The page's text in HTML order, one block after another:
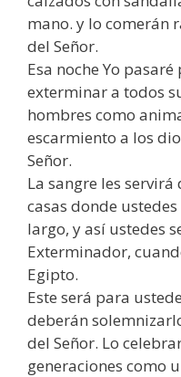
mano. y lo comerán
del Señor.
Esa noche Yo
exterminar a todos
hombres como
escarmiento a los
Señor.
La sangre les
casas donde
largo, y así ustedes
Exterminador,
Egipto.
Este será para
deberán
del Señor. Lo
generaciones como